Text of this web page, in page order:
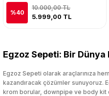
%40
10.000,00 TL
5.999,00 TL
Egzoz Sepeti: Bir Dünya
Egzoz Sepeti olarak araçlarınıza
kazandıracak çözümler sunuyoruz.
krom borular, downpipe ve body kit